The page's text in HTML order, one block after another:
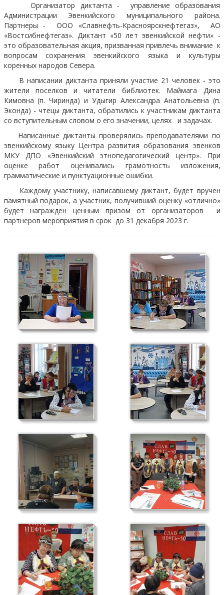
Организатор диктанта - управление образования
Администрации Эвенкийского муниципального района.
Партнеры - ООО «Славнефть-Красноярскнефтегаз», АО
«Востсибнефтегаз». Диктант «50 лет эвенкийской нефти» -
это образовательная акция, призванная привлечь внимание к
вопросам сохранения эвенкийского языка и культуры
коренных народов Севера.
В написании диктанта приняли участие 21 человек - это
жители поселков и читатели библиотек. Маймага Дина
Кимовна (п. Чиринда) и Удыгир Александра Анатольевна (п.
Эконда) - чтецы диктанта, обратились к участникам диктанта
со вступительным словом о его значении, целях и задачах.
Написанные диктанты проверялись преподавателями по
эвенкийскому языку Центра развития образования эвенков
МКУ ДПО «Эвенкийский этнопедагогический центр». При
оценке работ оценивались грамотность изложения,
грамматические и пунктуационные ошибки.
Каждому участнику, написавшему диктант, будет вручен
памятный подарок, а участник, получивший оценку «отлично»
будет награжден ценным призом от организаторов и
партнеров мероприятия в срок до 31 декабря 2023 г.